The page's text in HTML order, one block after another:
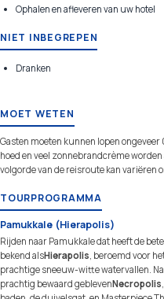
Ophalen en afleveren van uw hotel
NIET INBEGREPEN
Dranken
MOET WETEN
Gasten moeten kunnen lopen
hoed en veel zonnebrandcrème
volgorde van de reisroute kan variëren
TOURPROGRAMMA
Pamukkale (Hierapolis)
Rijden naar Pamukkale dat heeft de
bekend alsHierapolis, beroemd voor
prachtige sneeuw-witte watervallen.
prachtig bewaard geblevenNecropolis